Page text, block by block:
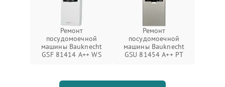
Ремонт
посудомоечной
машины Bauknecht
GSF 81414 A++ WS
Ремонт
посудомоечной
машины Bauknecht
GSU 81454 A++ PT